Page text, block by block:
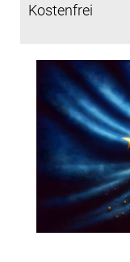
Kostenfrei